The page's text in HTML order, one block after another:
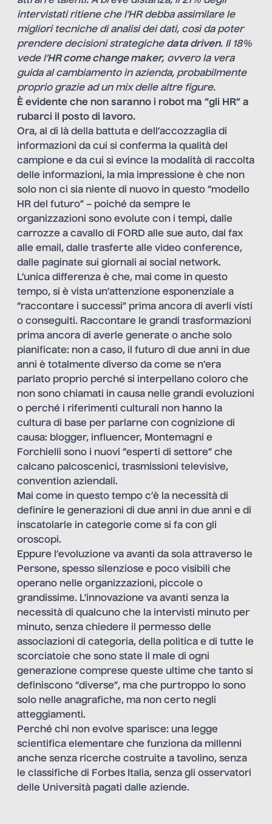
intervistati ritiene che l’HR debba assimilare le
migliori tecniche di analisi dei dati, così da poter
prendere decisioni strategiche data driven. Il 18%
vede l’HR come change maker, ovvero la vera
guida al cambiamento in azienda, probabilmente
proprio grazie ad un mix delle altre figure.
È evidente che non saranno i robot ma “gli HR” a
rubarci il posto di lavoro.
Ora, al di là della battuta e dell’accozzaglia di
informazioni da cui si conferma la qualità del
campione e da cui si evince la modalità di raccolta
delle informazioni, la mia impressione è che non
solo non ci sia niente di nuovo in questo “modello
HR del futuro” – poiché da sempre le
organizzazioni sono evolute con i tempi, dalle
carrozze a cavallo di FORD alle sue auto, dal fax
alle email, dalle trasferte alle video conference,
dalle paginate sui giornali ai social network.
L’unica differenza è che, mai come in questo
tempo, si è vista un’attenzione esponenziale a
“raccontare i successi” prima ancora di averli visti
o conseguiti. Raccontare le grandi trasformazioni
prima ancora di averle generate o anche solo
pianificate: non a caso, il futuro di due anni in due
anni è totalmente diverso da come se n’era
parlato proprio perché si interpellano coloro che
non sono chiamati in causa nelle grandi evoluzioni
o perché i riferimenti culturali non hanno la
cultura di base per parlarne con cognizione di
causa: blogger, influencer, Montemagni e
Forchielli sono i nuovi “esperti di settore” che
calcano palcoscenici, trasmissioni televisive,
convention aziendali.
Mai come in questo tempo c’è la necessità di
definire le generazioni di due anni in due anni e di
inscatolarle in categorie come si fa con gli
oroscopi.
Eppure l’evoluzione va avanti da sola attraverso le
Persone, spesso silenziose e poco visibili che
operano nelle organizzazioni, piccole o
grandissime. L’innovazione va avanti senza la
necessità di qualcuno che la intervisti minuto per
minuto, senza chiedere il permesso delle
associazioni di categoria, della politica e di tutte le
scorciatoie che sono state il male di ogni
generazione comprese queste ultime che tanto si
definiscono “diverse”, ma che purtroppo lo sono
solo nelle anagrafiche, ma non certo negli
atteggiamenti.
Perché chi non evolve sparisce: una legge
scientifica elementare che funziona da millenni
anche senza ricerche costruite a tavolino, senza
le classifiche di Forbes Italia, senza gli osservatori
delle Università pagati dalle aziende.